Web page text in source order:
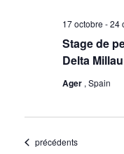
Stage de
Delta
17 octobre -24
Ager , Spain
Évènements
précédents